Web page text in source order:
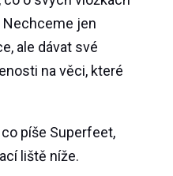
Nechceme jen
ale dávat své
na věci, které
píše Superfeet,
liště níže.